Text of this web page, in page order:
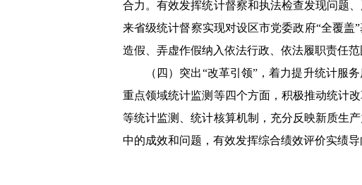
合力。有效发挥统计督察和执法检查发现问题
来省级统计督察实现对设区市党委政府“全覆
造假、弄虚作假纳入依法行政、依法履职责任
（四）突出“改革引领”，着力提升统计服
重点领域统计监测等四个方面，积极推动统计
等统计监测、统计核算机制，充分反映新质生
中的成效和问题，有效发挥综合绩效评价实绩